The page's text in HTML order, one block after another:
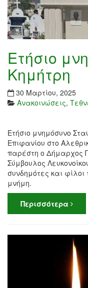
Ετήσιο
Κημήτρη
30 Μαρτίου, 2025
Ανακοινώσεις,
Ετήσιο μνημόσυνο
Επιφανίου στο
παρέστη ο Δήμαρχος
Σύμβουλος
συνδημότες και φίλοι
μνήμη.
Περισσότερα